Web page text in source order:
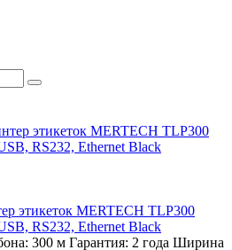
этикеток MERTECH TLP300
RS232, Ethernet Black
300 м Гарантия: 2 года Ширина